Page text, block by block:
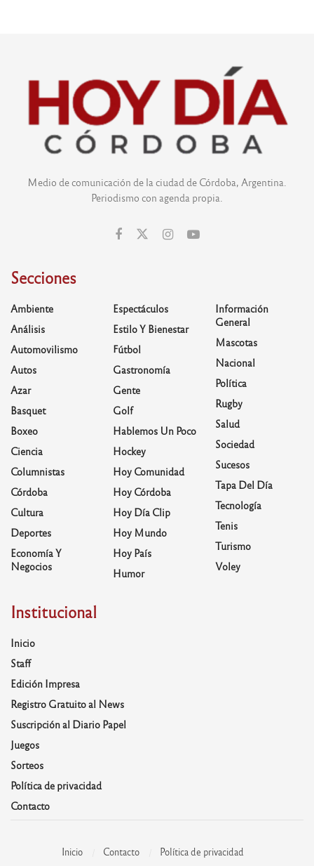
Medio de comunicación de la ciudad de Córdoba, Argentina.
Periodismo con agenda propia.
Secciones
Ambiente
Análisis
Automovilismo
Autos
Azar
Basquet
Boxeo
Ciencia
Columnistas
Córdoba
Cultura
Deportes
Economía Y
Negocios
Espectáculos
Estilo Y Bienestar
Fútbol
Gastronomía
Gente
Golf
Hablemos Un Poco
Hockey
Hoy Comunidad
Hoy Córdoba
Hoy Día Clip
Hoy Mundo
Hoy País
Humor
Información
General
Mascotas
Nacional
Política
Rugby
Salud
Sociedad
Sucesos
Tapa Del Día
Tecnología
Tenis
Turismo
Voley
Institucional
Inicio
Staff
Edición Impresa
Registro Gratuito al News
Suscripción al Diario Papel
Juegos
Sorteos
Política de privacidad
Contacto
Inicio Contacto Política de privacidad